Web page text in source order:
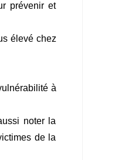
prévenir et
élevé chez
à
noter la
de la